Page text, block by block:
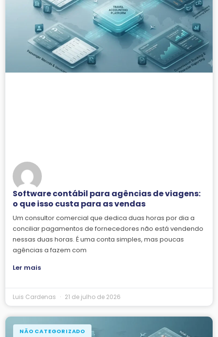
Software contábil para agências de viagens:
o que isso custa para as vendas
Um consultor comercial que dedica duas horas por dia a
conciliar pagamentos de fornecedores não está vendendo
nessas duas horas. É uma conta simples, mas poucas
agências a fazem com
Ler mais
Luis Cardenas 21 de julho de 2026
NÃO CATEGORIZADO